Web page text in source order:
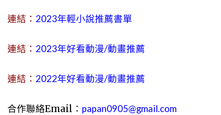
連結： 2023年輕小說推薦書單
連結： 2023年好看動漫/動畫推薦
連結： 2022年好看動漫/動畫推薦
合作聯絡Email： papan0905@gmail.com